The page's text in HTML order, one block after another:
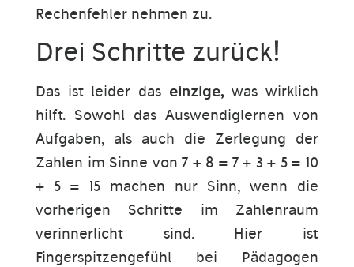
Rechenfehler nehmen zu.
Drei Schritte zurück!
Das ist leider das einzige,was wirklich
hilft. Sowohl das Auswendiglernen von
Aufgaben, als auch die Zerlegung der
Zahlen im Sinne von 7 + 8 = 7 + 3 + 5 = 10
+ 5 = 15 machen nur Sinn, wenn die
vorherigen Schritte im Zahlenraum
verinnerlicht sind. Hier ist
Fingerspitzengefühl bei Pädagogen